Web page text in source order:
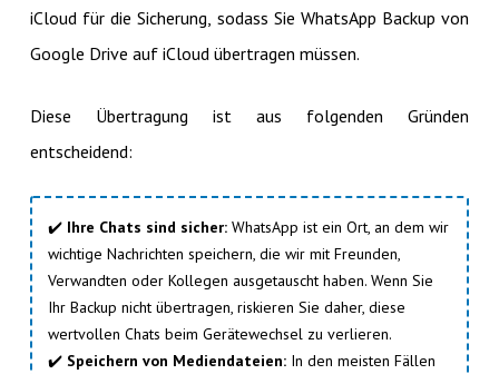
iCloud für die Sicherung, sodass Sie WhatsApp Backup von
Google Drive auf iCloud übertragen müssen.
Diese Übertragung ist aus folgenden Gründen
entscheidend:
✔️ Ihre Chats sind sicher: WhatsApp ist ein Ort, an dem wir
wichtige Nachrichten speichern, die wir mit Freunden,
Verwandten oder Kollegen ausgetauscht haben. Wenn Sie
Ihr Backup nicht übertragen, riskieren Sie daher, diese
wertvollen Chats beim Gerätewechsel zu verlieren.
✔️ Speichern von Mediendateien: In den meisten Fällen